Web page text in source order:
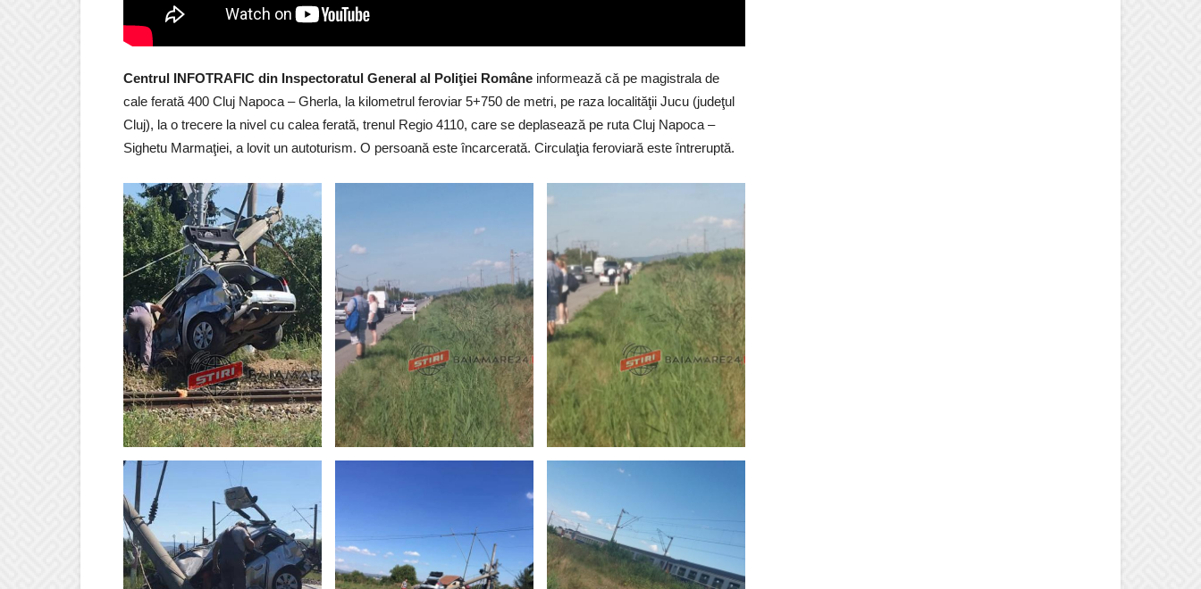
Centrul INFOTRAFIC din Inspectoratul General al Poliţiei Române informează că pe magistrala de
cale ferată 400 Cluj Napoca – Gherla, la kilometrul feroviar 5+750 de metri, pe raza localităţii Jucu (judeţul
Cluj), la o trecere la nivel cu calea ferată, trenul Regio 4110, care se deplasează pe ruta Cluj Napoca –
Sighetu Marmaţiei, a lovit un autoturism. O persoană este încarcerată. Circulaţia feroviară este întreruptă.